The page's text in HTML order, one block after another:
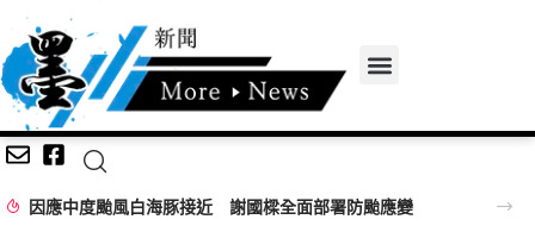
因應中度颱風白海豚接近 謝國樑全面部署防颱應變